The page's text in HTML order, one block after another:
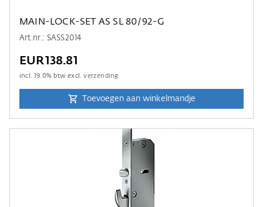
MAIN-LOCK-SET AS SL 80/92-G
Art.nr.: SASS2014
EUR138.81
incl.19.0% btw excl.verzending
Toevoegen aan winkelmandje